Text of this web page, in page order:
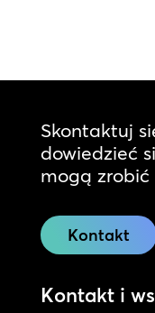
Skontaktuj
dowiedzieć
mogą zrobić
Kontakt
Kontakt i